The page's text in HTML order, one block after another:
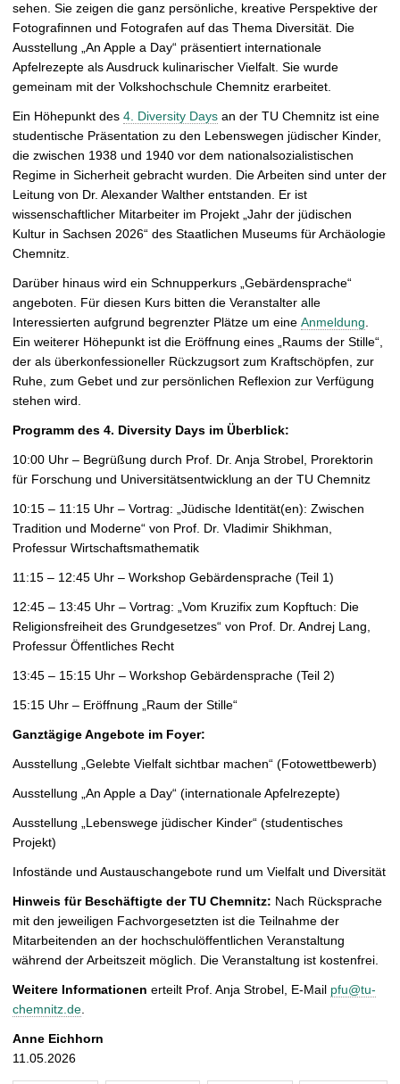
sehen. Sie zeigen die ganz persönliche, kreative Perspektive der
Fotografinnen und Fotografen auf das Thema Diversität. Die
Ausstellung „An Apple a Day“ präsentiert internationale
Apfelrezepte als Ausdruck kulinarischer Vielfalt. Sie wurde
gemeinam mit der Volkshochschule Chemnitz erarbeitet.
Ein Höhepunkt des 4. Diversity Days an der TU Chemnitz ist eine
studentische Präsentation zu den Lebenswegen jüdischer Kinder,
die zwischen 1938 und 1940 vor dem nationalsozialistischen
Regime in Sicherheit gebracht wurden. Die Arbeiten sind unter der
Leitung von Dr. Alexander Walther entstanden. Er ist
wissenschaftlicher Mitarbeiter im Projekt „Jahr der jüdischen
Kultur in Sachsen 2026“ des Staatlichen Museums für Archäologie
Chemnitz.
Darüber hinaus wird ein Schnupperkurs „Gebärdensprache“
angeboten. Für diesen Kurs bitten die Veranstalter alle
Interessierten aufgrund begrenzter Plätze um eine Anmeldung.
Ein weiterer Höhepunkt ist die Eröffnung eines „Raums der Stille“,
der als überkonfessioneller Rückzugsort zum Kraftschöpfen, zur
Ruhe, zum Gebet und zur persönlichen Reflexion zur Verfügung
stehen wird.
Programm des 4. Diversity Days im Überblick:
10:00 Uhr – Begrüßung durch Prof. Dr. Anja Strobel, Prorektorin
für Forschung und Universitätsentwicklung an der TU Chemnitz
10:15 – 11:15 Uhr – Vortrag: „Jüdische Identität(en): Zwischen
Tradition und Moderne“ von Prof. Dr. Vladimir Shikhman,
Professur Wirtschaftsmathematik
11:15 – 12:45 Uhr – Workshop Gebärdensprache (Teil 1)
12:45 – 13:45 Uhr – Vortrag: „Vom Kruzifix zum Kopftuch: Die
Religionsfreiheit des Grundgesetzes“ von Prof. Dr. Andrej Lang,
Professur Öffentliches Recht
13:45 – 15:15 Uhr – Workshop Gebärdensprache (Teil 2)
15:15 Uhr – Eröffnung „Raum der Stille“
Ganztägige Angebote im Foyer:
Ausstellung „Gelebte Vielfalt sichtbar machen“ (Fotowettbewerb)
Ausstellung „An Apple a Day“ (internationale Apfelrezepte)
Ausstellung „Lebenswege jüdischer Kinder“ (studentisches
Projekt)
Infostände und Austauschangebote rund um Vielfalt und Diversität
Hinweis für Beschäftigte der TU Chemnitz: Nach Rücksprache
mit den jeweiligen Fachvorgesetzten ist die Teilnahme der
Mitarbeitenden an der hochschulöffentlichen Veranstaltung
während der Arbeitszeit möglich. Die Veranstaltung ist kostenfrei.
Weitere Informationen erteilt Prof. Anja Strobel, E-Mail pfu@tu-
chemnitz.de.
Anne Eichhorn
11.05.2026